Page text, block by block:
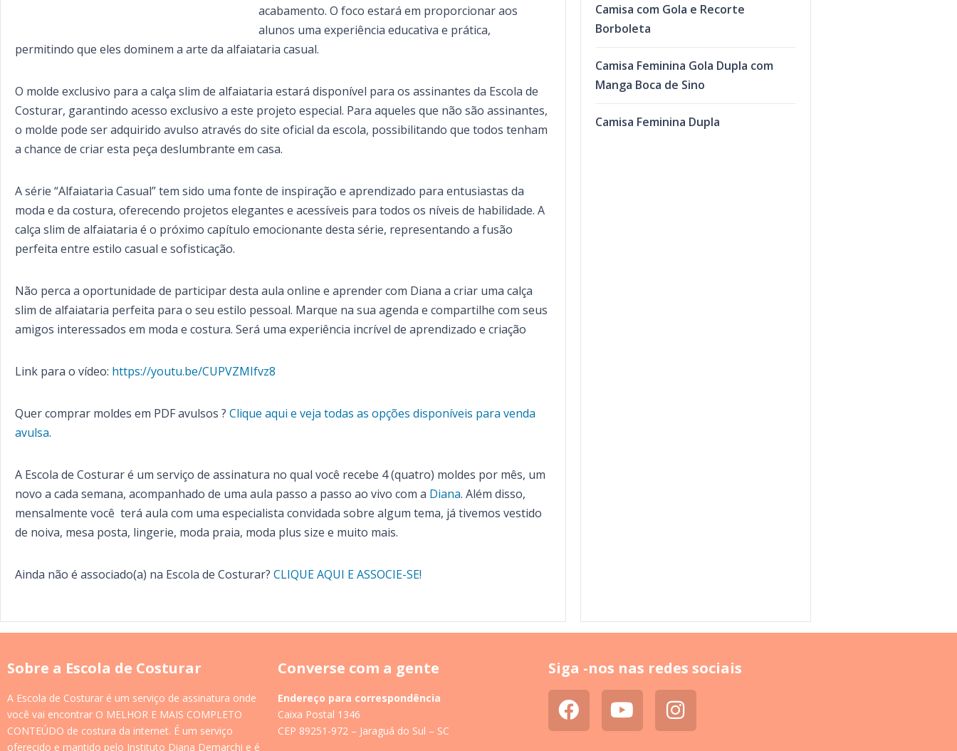
acabamento. O foco estará em proporcionar aos
alunos uma experiência educativa e prática,
permitindo que eles dominem a arte da alfaiataria casual.
O molde exclusivo para a calça slim de alfaiataria estará disponível para os assinantes da Escola de
Costurar, garantindo acesso exclusivo a este projeto especial. Para aqueles que não são assinantes,
o molde pode ser adquirido avulso através do site oficial da escola, possibilitando que todos tenham
a chance de criar esta peça deslumbrante em casa.
A série “Alfaiataria Casual” tem sido uma fonte de inspiração e aprendizado para entusiastas da
moda e da costura, oferecendo projetos elegantes e acessíveis para todos os níveis de habilidade. A
calça slim de alfaiataria é o próximo capítulo emocionante desta série, representando a fusão
perfeita entre estilo casual e sofisticação.
Não perca a oportunidade de participar desta aula online e aprender com Diana a criar uma calça
slim de alfaiataria perfeita para o seu estilo pessoal. Marque na sua agenda e compartilhe com seus
amigos interessados em moda e costura. Será uma experiência incrível de aprendizado e criação
Link para o vídeo: https://youtu.be/CUPVZMIfvz8
Quer comprar moldes em PDF avulsos ? Clique aqui e veja todas as opções disponíveis para venda
avulsa.
A Escola de Costurar é um serviço de assinatura no qual você recebe 4 (quatro) moldes por mês, um
novo a cada semana, acompanhado de uma aula passo a passo ao vivo com a Diana. Além disso,
mensalmente você terá aula com uma especialista convidada sobre algum tema, já tivemos vestido
de noiva, mesa posta, lingerie, moda praia, moda plus size e muito mais.
Ainda não é associado(a) na Escola de Costurar? CLIQUE AQUI E ASSOCIE-SE!
Camisa com Gola e Recorte
Borboleta
Camisa Feminina Gola Dupla com
Manga Boca de Sino
Camisa Feminina Dupla
Sobre a Escola de Costurar
A Escola de Costurar é um serviço de assinatura onde
você vai encontrar O MELHOR E MAIS COMPLETO
CONTEÚDO de costura da internet. É um serviço
oferecido e mantido pelo Instituto Diana Demarchi e é
Converse com a gente
Endereço para correspondência
Caixa Postal 1346
CEP 89251-972 – Jaraguá do Sul – SC
Siga -nos nas redes sociais